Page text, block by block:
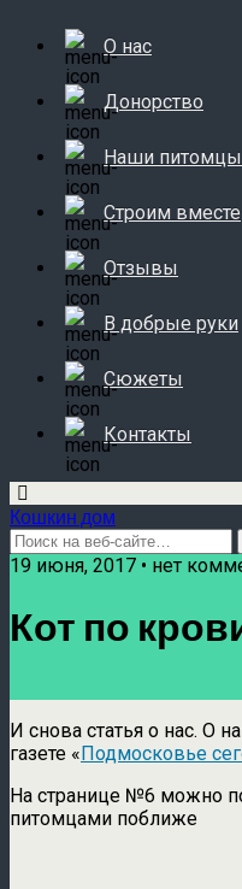
О нас
Донорство
Наши питомцы
Строим вместе
Отзывы
В добрые руки
Сюжеты
Контакты
Кошкин дом
19 июня, 2017 • нет
Кот по
И снова статья о нас. О
газете «Подмосковье
На странице №6 можно
питомцами поближе